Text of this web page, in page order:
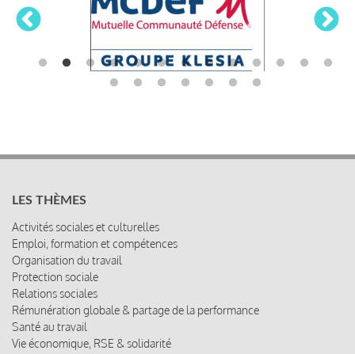
LES THÈMES
Activités sociales et culturelles
Emploi, formation et compétences
Organisation du travail
Protection sociale
Relations sociales
Rémunération globale & partage de la performance
Santé au travail
Vie économique, RSE & solidarité